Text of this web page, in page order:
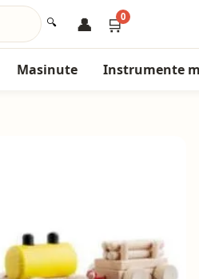
🔍 👤 🛒0
Masinute Instrumente